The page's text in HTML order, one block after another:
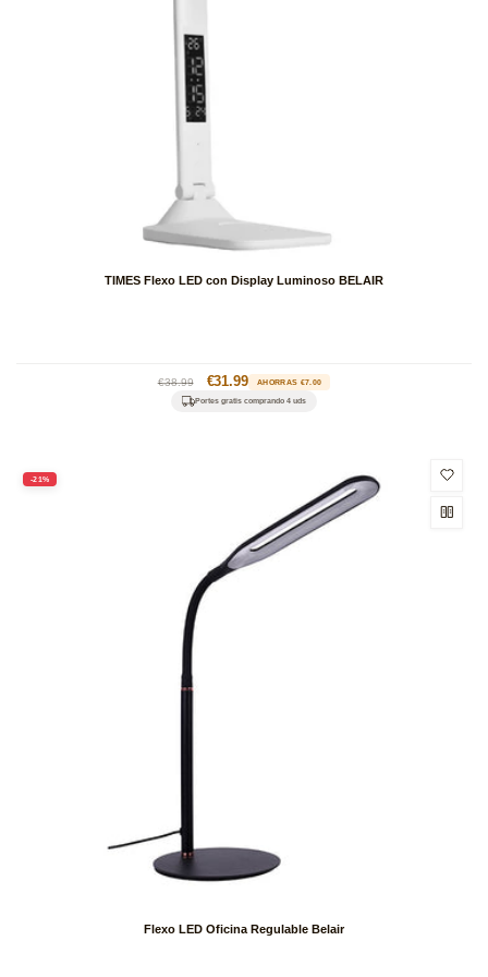
TIMES Flexo LED con Display Luminoso BELAIR
Precio
habitual
€38.99
Precio
de
€31.99 AHORRAS €7.00
Portes gratis comprando 4 uds
-21%
Flexo LED Oficina Regulable Belair